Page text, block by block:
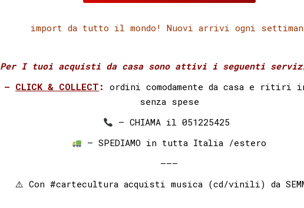
import da tutto il mondo! Nuovi arrivi ogni
Per I tuoi acquisti da casa sono attivi i seguenti
– CLICK & COLLECT :ordini comodamente da casa e ritiri
senza spese
– CHIAMA il 051225425⁣⁣ ⁣⁣
– SPEDIAMO in tutta Italia /estero
———
⚠️ Con #cartecultura acquisti musica (cd/vinili) da